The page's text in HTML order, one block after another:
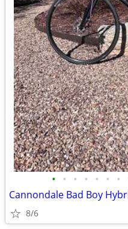
• • • • • • •
Cannondale Bad Boy
8/6